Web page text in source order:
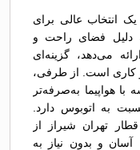
انتخاب عالی برای
دلیل فضای راحت و
می‌دهد، گزینه‌ای
و کاری است. از طرفی،
هواپیما به‌صرفه‌تر
به اتوبوس دارد.
تهران شيراز از
و بدون نیاز به